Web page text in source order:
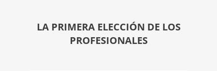
LA PRIMERA ELECCIÓN DE LOS
PROFESIONALES